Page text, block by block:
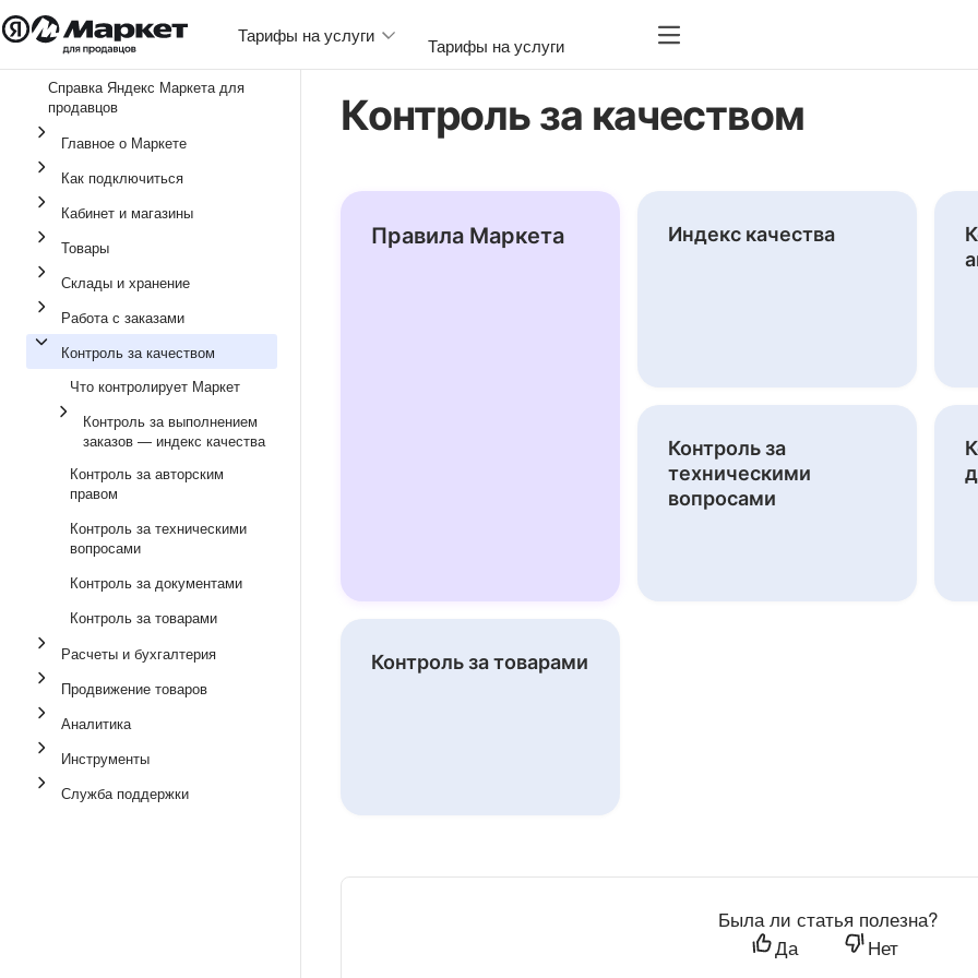
Тарифы на услуги Тарифы на услуги
Размещение товаров
Сниженный тариф на размещение
Справка Яндекс Маркета для
продавцов
Главное о Маркете
Как подключиться
Кабинет и магазины
Товары
Склады и хранение
Работа с заказами
Контроль за качеством
Что контролирует Маркет
Контроль за выполнением
заказов — индекс качества
Контроль за авторским
правом
Контроль за техническими
вопросами
Контроль за документами
Контроль за товарами
Расчеты и бухгалтерия
Продвижение товаров
Аналитика
Инструменты
Служба поддержки
Контроль за качеством
Правила Маркета Индекс качества
Контроль за
техническими
вопросами
Контроль за товарами
Была ли статья полезна?
Да
Нет